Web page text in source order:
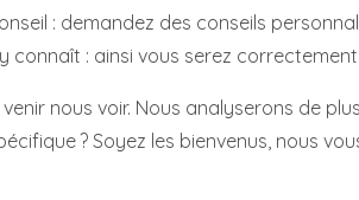
: demandez des conseils
connaît : ainsi vous serez
venir nous voir. Nous analyserons de
? Soyez les bienvenus, nous